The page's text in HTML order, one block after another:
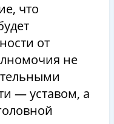
что
от
не
— уставом, а